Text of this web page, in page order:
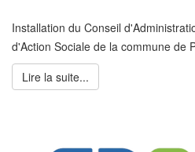
Installation du Conseil
d'Action Sociale de la commune de
Lire la suite...